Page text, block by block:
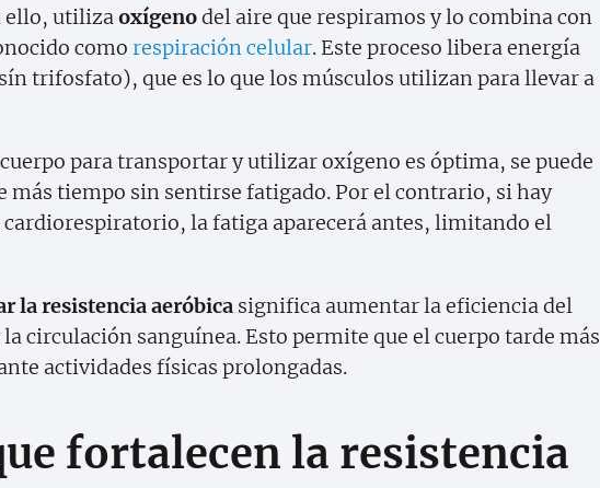
ello, utiliza oxígenodel aire que respiramos y lo combina con
como respiración celular. Este proceso libera energía
trifosfato), que es lo que los músculos utilizan para llevar a
para transportar y utilizar oxígeno es óptima, se puede
más tiempo sin sentirse fatigado. Por el contrario, si hay
la fatiga aparecerá antes, limitando el
la resistencia aeróbica significa aumentar la eficiencia del
circulación sanguínea. Esto permite que el cuerpo tarde más
actividades físicas prolongadas.
fortalecen la resistencia